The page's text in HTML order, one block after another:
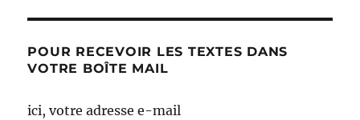
POUR RECEVOIR LES TEXTES DANS
VOTRE BOÎTE MAIL
ici, votre adresse e-mail